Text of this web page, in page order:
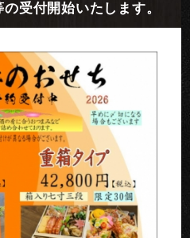
受付開始いたします。